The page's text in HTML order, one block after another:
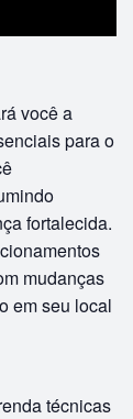
você a
para o
fortalecida.
mudanças
em seu local
técnicas